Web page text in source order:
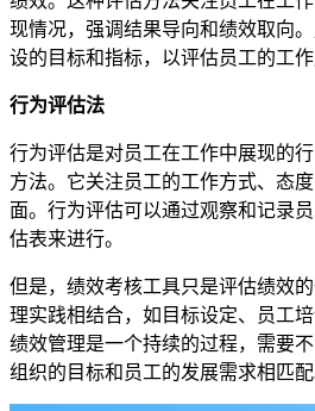
现情况，强调结果导向和绩效取向
设的目标和指标，以评估员工的工作
行为评估法
行为评估是对员工在工作中展现的
方法。它关注员工的工作方式、态
面。行为评估可以通过观察和记录
估表来进行。
但是，绩效考核工具只是评估绩效
理实践相结合，如目标设定、员工
绩效管理是一个持续的过程，需要
组织的目标和员工的发展需求相匹配